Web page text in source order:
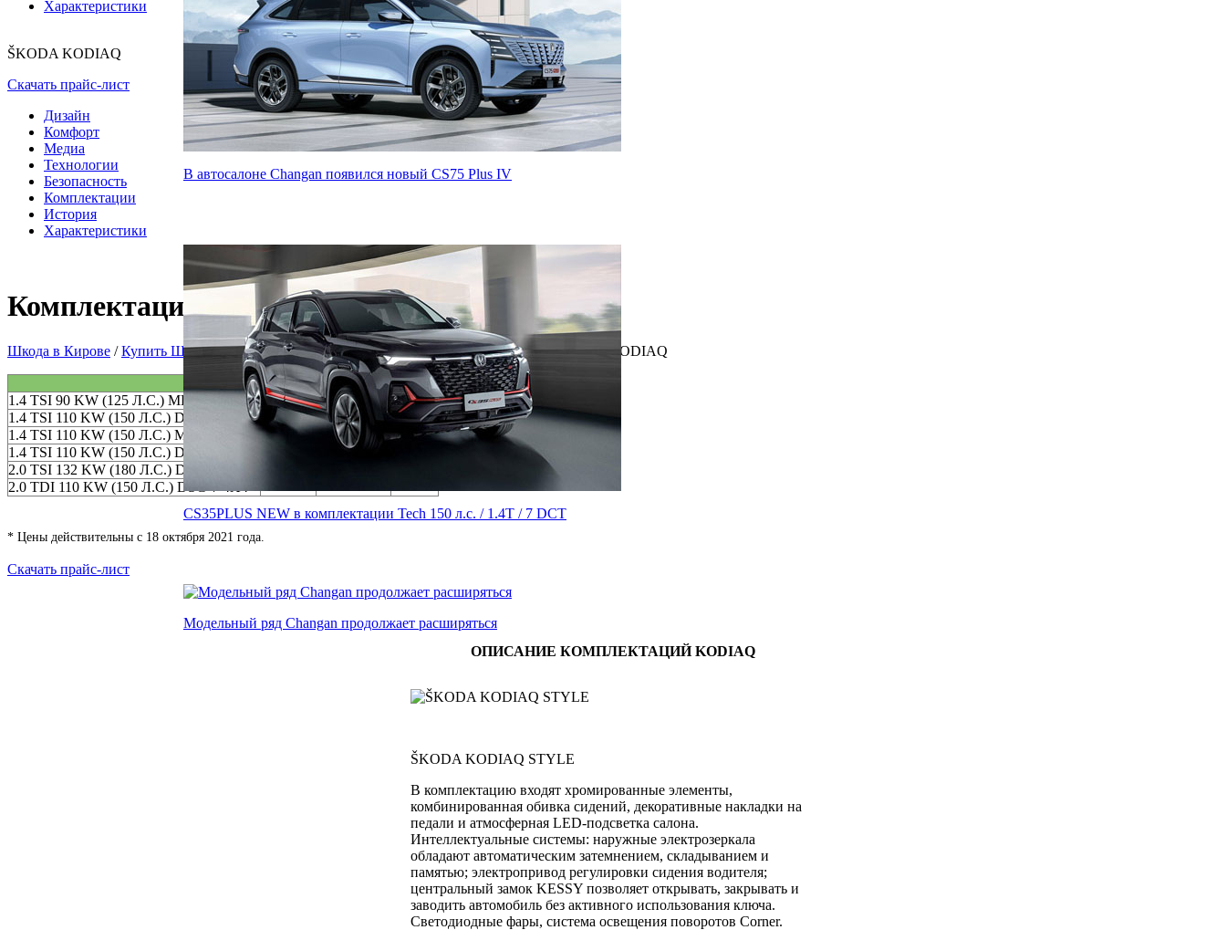
В автосалоне Changan появился новый CS75 Plus IV
CS35PLUS NEW в комплектации Tech 150 л.с. / 1.4T / 7 DCT
Модельный ряд Changan продолжает расширяться
Характеристики
ŠKODA KODIAQ
Скачать прайс-лист
Дизайн
Комфорт
Медиа
Технологии
Безопасность
Комплектации
История
Характеристики
Комплектации и цены ŠKODA KODIAQ
Шкода в Кирове / Купить Шкода в Кирове / ŠKODA KODIAQ /Комплектации и цены ŠKODA KODIAQ
ACTIVEAMBITIONSTYLE
1.4 TSI 90 KW (125 Л.С.) МКПП-6 4X2
— —
—
1.4 TSI 110 KW (150 Л.С.) DSG-6 4X2
— —
—
1.4 TSI 110 KW (150 Л.С.) МКПП-6 4X4— —
—
1.4 TSI 110 KW (150 Л.С.) DSG-6 4X4
2.0 TSI 132 KW (180 Л.С.) DSG-7 4X4
2.0 TDI 110 KW (150 Л.С.) DSG-7 4X4
* Цены действительны с 18 октября 2021 года.
Скачать прайс-лист
ОПИСАНИЕ КОМПЛЕКТАЦИЙ KODIAQ
ŠKODA KODIAQ STYLE
В комплектацию входят хромированные элементы,
комбинированная обивка сидений, декоративные накладки на
педали и атмосферная LED-подсветка салона.
Интеллектуальные системы: наружные электрозеркала
обладают автоматическим затемнением, складыванием и
памятью; электропривод регулировки сидения водителя;
центральный замок KESSY позволяет открывать, закрывать и
заводить автомобиль без активного использования ключа.
Светодиодные фары, система освещения поворотов Corner.